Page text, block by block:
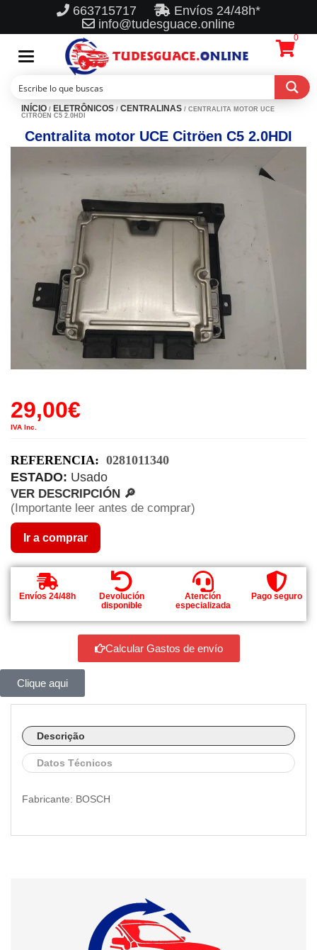
663715717
Envíos 24/48h*
info@tudesguace.online
Toggle
navigation
0
INÍCIO / ELETRÔNICOS / CENTRALINAS / CENTRALITA MOTOR UCE
CITRÖEN C5 2.0HDI
Centralita motor UCE Citröen C5 2.0HDI
29,00€
IVA Inc.
REFERENCIA: 0281011340
ESTADO: Usado
VER DESCRIPCIÓN 🔎
(Importante leer antes de comprar)
Ir a comprar
Envíos 24/48h
Devolución
disponible
Atención
especializada
Pago seguro
Calcular Gastos de envío
Clique aqui
Descrição
Datos Técnicos
Fabricante: BOSCH